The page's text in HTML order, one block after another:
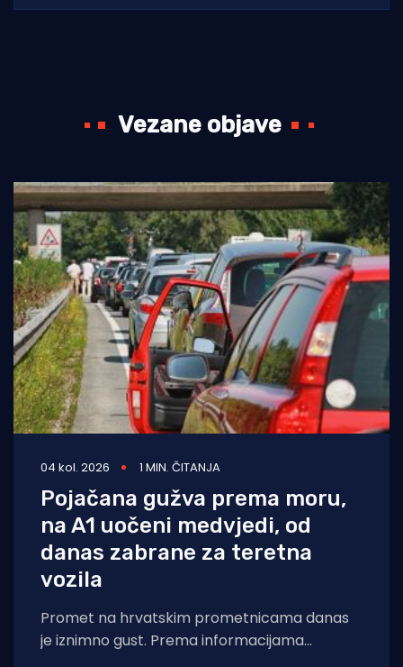
Vezane objave
04 kol. 2026 1 MIN. ČITANJA
Pojačana gužva prema moru,
na A1 uočeni medvjedi, od
danas zabrane za teretna
vozila
Promet na hrvatskim prometnicama danas
je iznimno gust. Prema informacijama